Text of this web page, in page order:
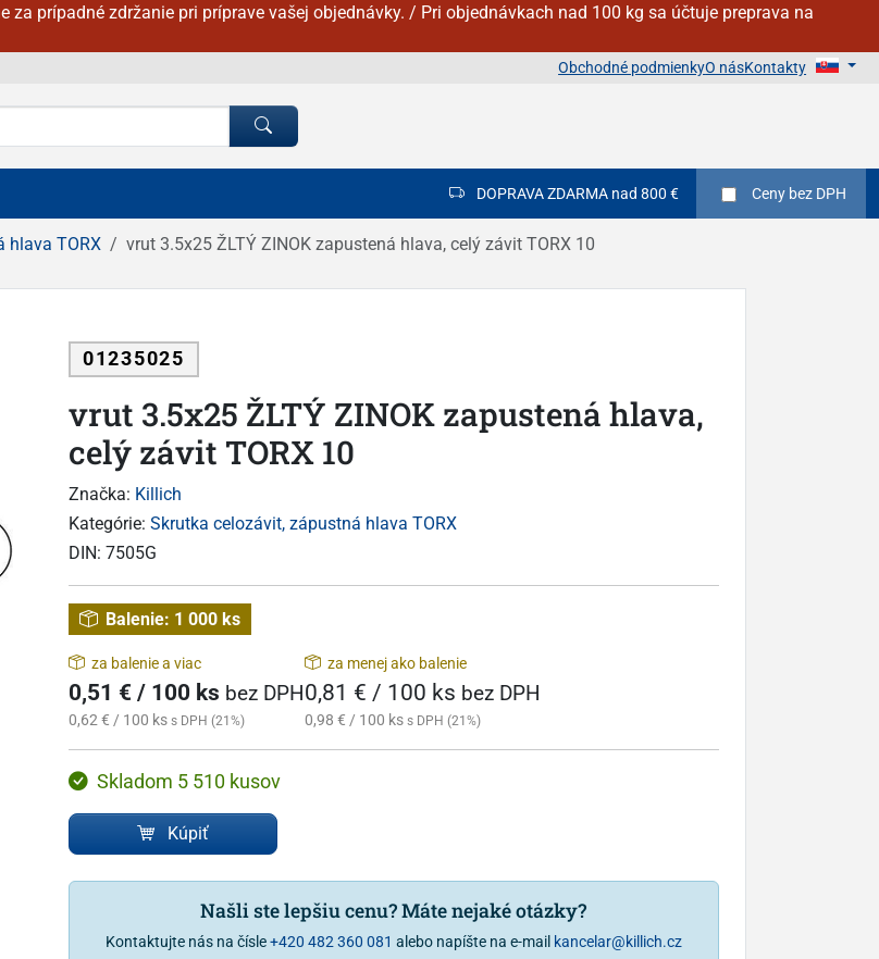
prípadné zdržanie pri príprave vašej objednávky. / Pri objednávkach nad 100 kg sa účtuje preprava na
Obchodné podmienkyO násKontakty
DOPRAVA ZDARMA nad 800 € Ceny bez DPH
hlava TORX vrut 3.5x25 ŽLTÝ ZINOK zapustená hlava, celý závit TORX 10
01235025
vrut 3.5x25 ŽLTÝ ZINOK zapustená hlava,
celý závit TORX 10
Značka: Killich
Kategórie: Skrutka celozávit, zápustná hlava TORX
DIN: 7505G
Balenie: 1 000 ks
za balenie a viac
0,51 € / 100 ks bez DPH
0,62 € / 100 ks s DPH (21%)
za menej ako balenie
0,81 € / 100 ks bez DPH
0,98 € / 100 ks s DPH (21%)
Skladom 5 510 kusov
Kúpiť
Našli ste lepšiu cenu? Máte nejaké otázky?
Kontaktujte nás na čísle+420 482 360 081 alebo napíšte na e-mail kancelar@killich.cz